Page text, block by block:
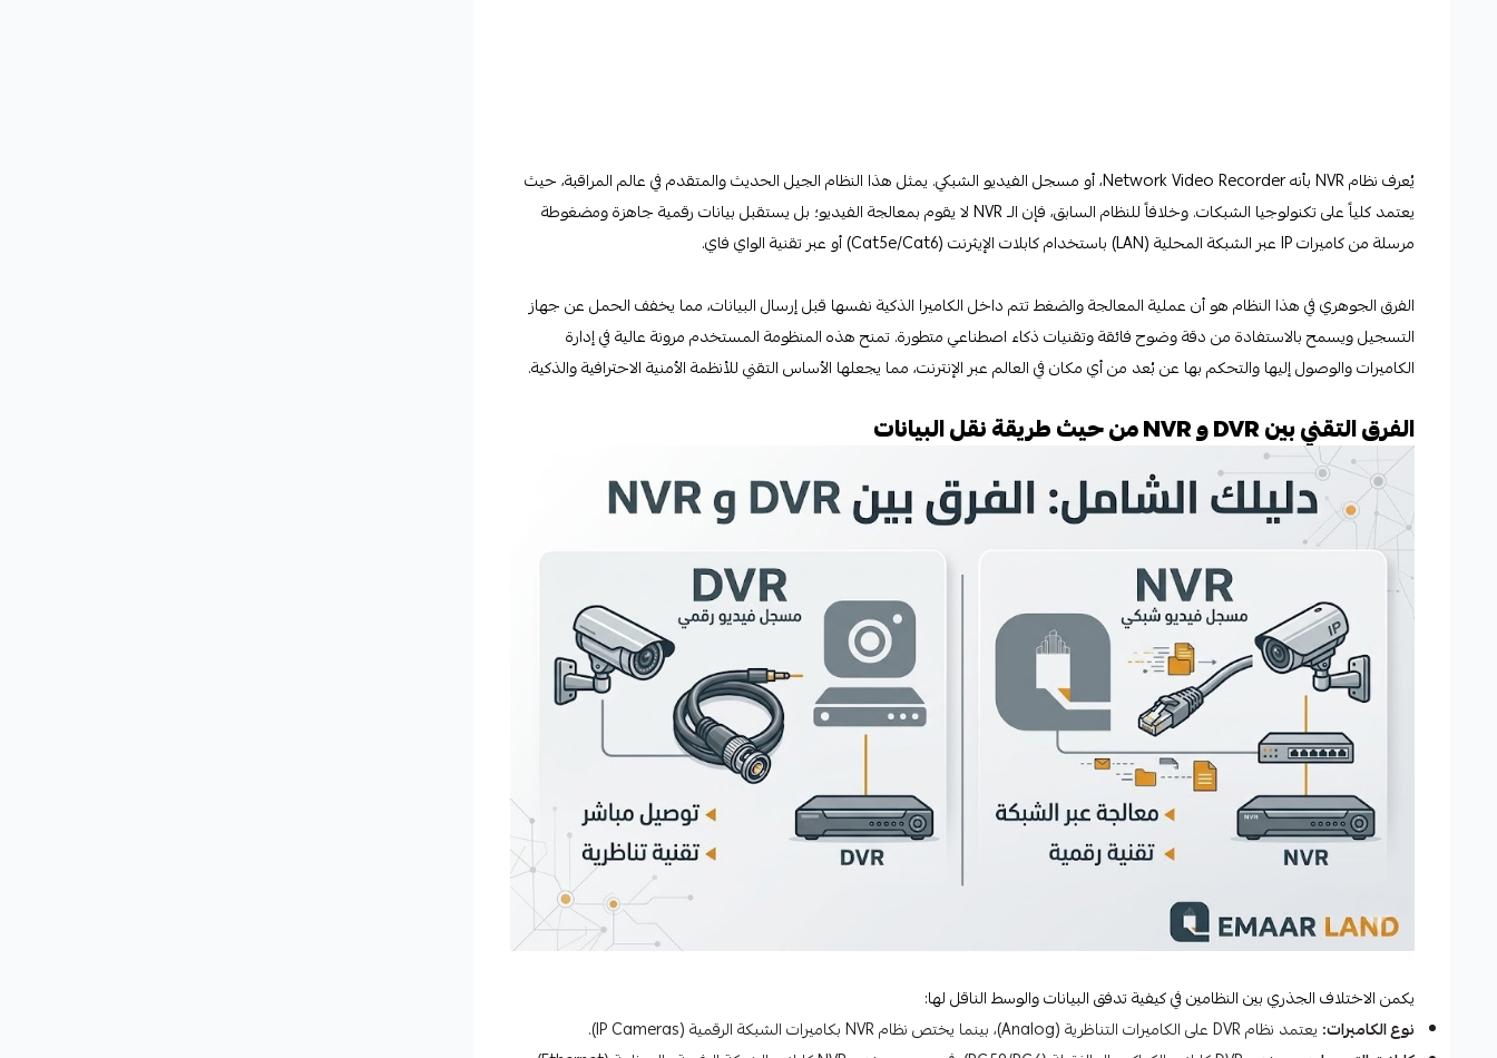
يُعرفنظام NVR
بأنه Network Video Recorder، أو مسجل الفيديو الشبكي. يمثل هذا النظام الجيل الحديث والمتقدم في عالم المراقبة، حيث
يعتمد كلياً على تكنولوجيا الشبكات. وخلافاً للنظام السابق، فإن الـ NVR لا يقوم بمعالجة الفيديو؛ بل يستقبل بيانات رقمية جاهزة ومضغوطة
مرسلة من كاميرات IP عبر الشبكة المحلية (LAN) باستخدام كابلات الإيثرنت (Cat5e/Cat6) أو عبر تقنية الواي فاي.
الفرق الجوهري في هذا النظام هو أن عملية المعالجة والضغط تتم داخل الكاميرا الذكية نفسها قبل إرسال البيانات، مما يخفف الحمل عن جهاز
التسجيل ويسمح بالاستفادة من دقة وضوح فائقة وتقنيات ذكاء اصطناعي متطورة. تمنح هذه المنظومة المستخدم مرونة عالية في إدارة
الكاميرات والوصول إليها والتحكم بها عن بُعد من أي مكان في العالم عبر الإنترنت، مما يجعلها الأساس التقني للأنظمة الأمنية الاحترافية والذكية.
الفرق التقني بين DVR و NVR من حيث طريقة نقل البيانات
يكمن الاختلاف الجذري بين النظامين في كيفية تدفق البيانات والوسط الناقل لها:
نوع الكاميرات: يعتمد نظام DVR على الكاميرات التناظرية (Analog)، بينما يختص نظام NVR بكاميرات الشبكة الرقمية (IP Cameras).